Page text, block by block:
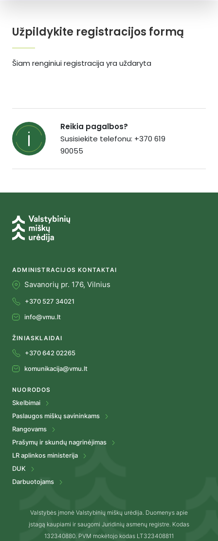
Užpildykite registracijos formą
Šiam renginiui registracija yra uždaryta
Reikia pagalbos?
Susisiekite telefonu: +370 619
90055
ADMINISTRACIJOS KONTAKTAI
Savanorių pr. 176, Vilnius
+370 527 34021
info@vmu.lt
ŽINIASKLAIDAI
+370 642 02265
komunikacija@vmu.lt
NUORODOS
Skelbimai
Paslaugos miškų savininkams
Rangovams
Prašymų ir skundų nagrinėjimas
LR aplinkos ministerija
DUK
Darbuotojams
Valstybės įmonė Valstybinių miškų urėdija. Duomenys apie
įstagą kaupiami ir saugomi Juridinių asmenų registre. Kodas
132340880. PVM mokėtojo kodas LT323408811